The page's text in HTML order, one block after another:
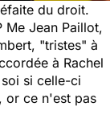
du droit.
Me Jean Paillot,
"tristes" à
à Rachel
si celle-ci
or ce n'est pas